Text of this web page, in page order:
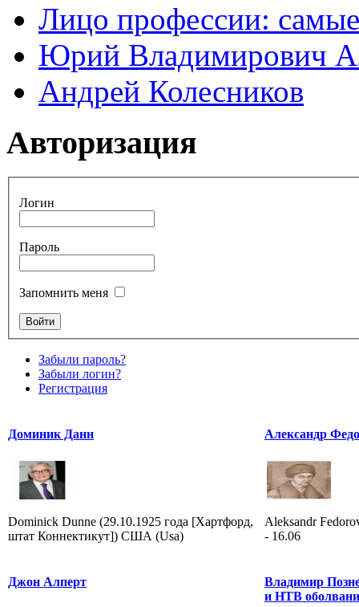
Лицо профессии:
Юрий Владимирович
Андрей Колесников
Авторизация
Логин
Пароль
Запомнить меня
Забыли пароль?
Забыли логин?
Регистрация
Доминик Данн
Dominick Dunne (29.10.1925 года [Хартфорд,
штат Коннектикут]) США (Usa)
Александр
Aleksandr
- 16.06
Джон Алперт
Владимир
и НТВ